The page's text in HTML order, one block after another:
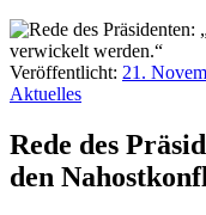
Veröffentlicht: 21.
Aktuelles
Rede des
den